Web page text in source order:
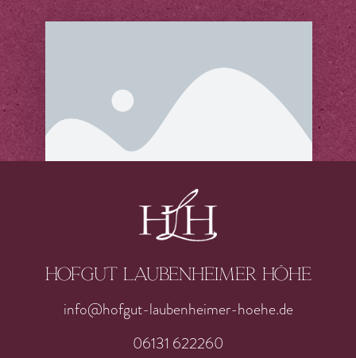
Hofgut laubenheimer höhe
info@hofgut-laubenheimer-hoehe.de
06131 622260